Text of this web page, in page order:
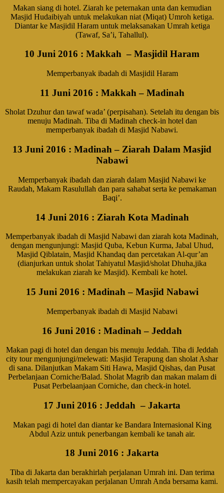
Makan siang di hotel. Ziarah ke peternakan unta dan kemudian
Masjid Hudaibiyah untuk melakukan niat (Miqat) Umroh ketiga.
Diantar ke Masjidil Haram untuk melaksanakan Umrah ketiga
(Tawaf, Sa’i, Tahallul).
10 Juni 2016 : Makkah – Masjidil Haram
Memperbanyak ibadah di Masjidil Haram
11 Juni 2016 : Makkah – Madinah
Sholat Dzuhur dan tawaf wada’ (perpisahan). Setelah itu dengan bis
menuju Madinah. Tiba di Madinah check-in hotel dan
memperbanyak ibadah di Masjid Nabawi.
13 Juni 2016 : Madinah – Ziarah Dalam Masjid
Nabawi
Memperbanyak ibadah dan ziarah dalam Masjid Nabawi ke
Raudah, Makam Rasulullah dan para sahabat serta ke pemakaman
Baqi’.
14 Juni 2016 : Ziarah Kota Madinah
Memperbanyak ibadah di Masjid Nabawi dan ziarah kota Madinah,
dengan mengunjungi: Masjid Quba, Kebun Kurma, Jabal Uhud,
Masjid Qiblatain, Masjid Khandaq dan percetakan Al-qur’an
(dianjurkan untuk sholat Tahiyatul Masjid/sholat Dhuha,jika
melakukan ziarah ke Masjid). Kembali ke hotel.
15 Juni 2016 : Madinah – Masjid Nabawi
Memperbanyak ibadah di Masjid Nabawi
16 Juni 2016 : Madinah – Jeddah
Makan pagi di hotel dan dengan bis menuju Jeddah. Tiba di Jeddah
city tour mengunjungi/melewati: Masjid Terapung dan sholat Ashar
di sana. Dilanjutkan Makam Siti Hawa, Masjid Qishas, dan Pusat
Perbelanjaan Corniche/Balad. Sholat Magrib dan makan malam di
Pusat Perbelaanjaan Corniche, dan check-in hotel.
17 Juni 2016 : Jeddah – Jakarta
Makan pagi di hotel dan diantar ke Bandara Internasional King
Abdul Aziz untuk penerbangan kembali ke tanah air.
18 Juni 2016 : Jakarta
Tiba di Jakarta dan berakhirlah perjalanan Umrah ini. Dan terima
kasih telah mempercayakan perjalanan Umrah Anda bersama kami.